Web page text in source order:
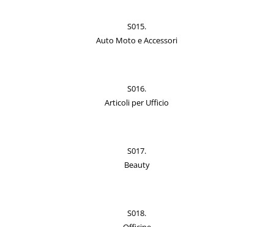
S015.
Auto Moto e Accessori
S016.
Articoli per Ufficio
S017.
Beauty
S018.